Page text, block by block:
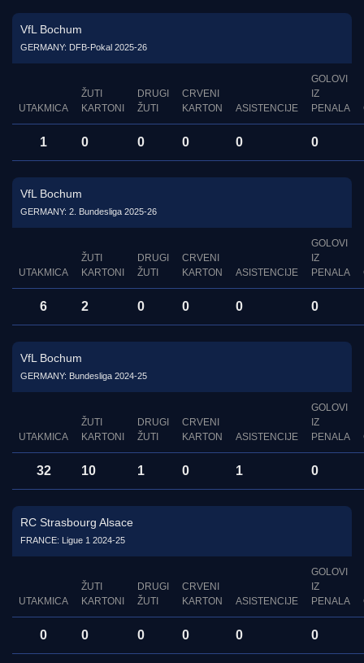
VfL Bochum
GERMANY: DFB-Pokal 2025-26
UTAKMICA
ŽUTI
KARTONI
DRUGI
ŽUTI
CRVENI
KARTON
ASISTENCIJE
GOLOVI
IZ
PENALA
1 0 0 0 0 0
VfL Bochum
GERMANY: 2. Bundesliga 2025-26
UTAKMICA
ŽUTI
KARTONI
DRUGI
ŽUTI
CRVENI
KARTON
ASISTENCIJE
GOLOVI
IZ
PENALA
6 2 0 0 0 0
VfL Bochum
GERMANY: Bundesliga 2024-25
UTAKMICA
ŽUTI
KARTONI
DRUGI
ŽUTI
CRVENI
KARTON
ASISTENCIJE
GOLOVI
IZ
PENALA
32 10 1 0 1 0
RC Strasbourg Alsace
FRANCE: Ligue 1 2024-25
UTAKMICA
ŽUTI
KARTONI
DRUGI
ŽUTI
CRVENI
KARTON
ASISTENCIJE
GOLOVI
IZ
PENALA
0 0 0 0 0 0